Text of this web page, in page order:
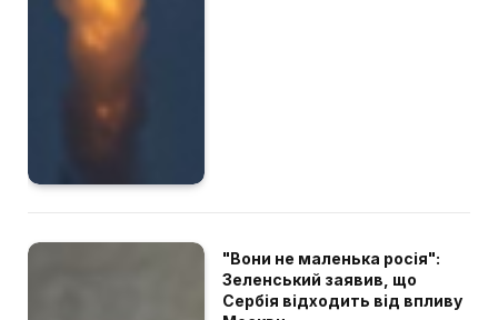
"Вони не маленька росія":
Зеленський заявив, що
Сербія відходить від впливу